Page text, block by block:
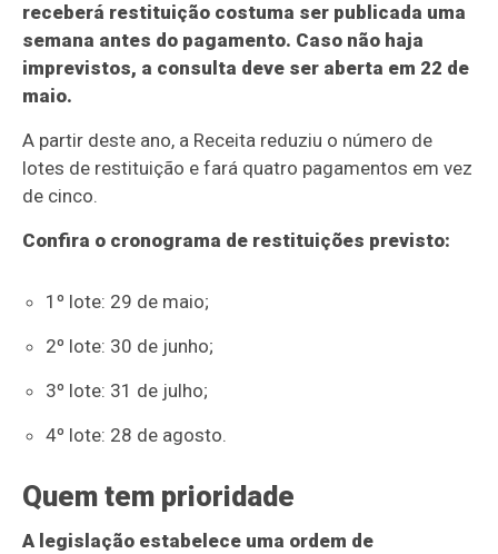
receberá restituição costuma ser publicada uma
semana antes do pagamento. Caso não haja
imprevistos, a consulta deve ser aberta em 22 de
maio.
A partir deste ano, a Receita reduziu o número de
lotes de restituição e fará quatro pagamentos em vez
de cinco.
Confira o cronograma de restituições previsto:
1º lote: 29 de maio;
2º lote: 30 de junho;
3º lote: 31 de julho;
4º lote: 28 de agosto.
Quem tem prioridade
A legislação estabelece uma ordem de